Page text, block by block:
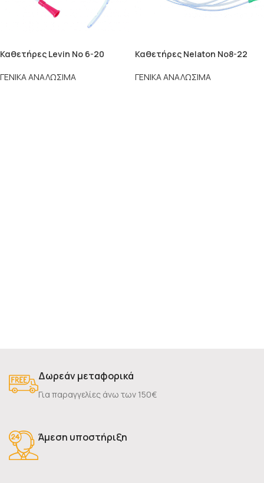
Καθετήρες Levin Νο 6-20
ΓΕΝΙΚΑ ΑΝΑΛΩΣΙΜΑ
Καθετήρες Nelaton No8-22
ΓΕΝΙΚΑ ΑΝΑΛΩΣΙΜΑ
Δωρεάν μεταφορικά
Για παραγγελίες άνω των 150€
Άμεση υποστήριξη